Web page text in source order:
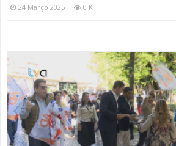
24 Março 2025 0 K